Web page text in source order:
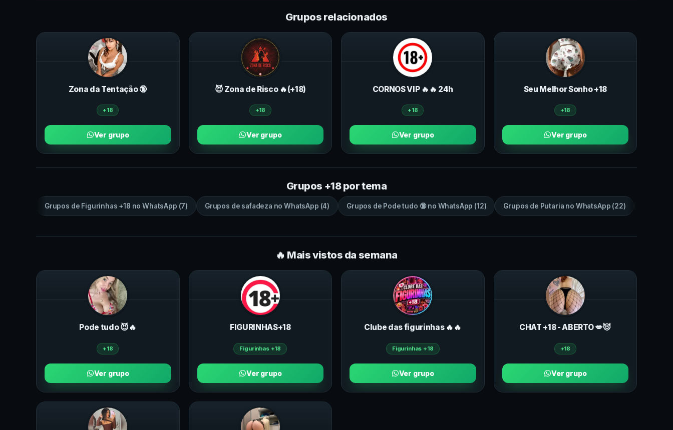
Grupos relacionados
Zona da Tentação 🔞
+18
Ver grupo
😈 Zona de Risco 🔥(+18)
+18
Ver grupo
CORNOS VIP 🔥🔥 24h
+18
Ver grupo
Seu Melhor Sonho +18
+18
Ver grupo
Grupos +18 por tema
Grupos de Figurinhas +18 noWhatsApp (7) Grupos de safadeza noWhatsApp (4) Grupos de Pode tudo 🔞no WhatsApp (12) Grupos de Putaria no WhatsApp (22)
🔥 Mais vistos da semana
Pode tudo 😈🔥
+18
Ver grupo
FIGURINHAS+18
Figurinhas +18
Ver grupo
Clube das figurinhas 🔥🔥
Figurinhas +18
Ver grupo
CHAT +18 - ABERTO 💋😈
+18
Ver grupo